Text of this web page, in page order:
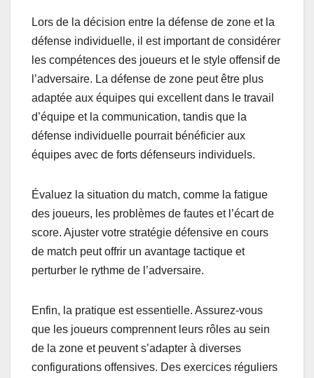
Lors de la décision entre la défense de zone et la
défense individuelle, il est important de considérer
les compétences des joueurs et le style offensif de
l’adversaire. La défense de zone peut être plus
adaptée aux équipes qui excellent dans le travail
d’équipe et la communication, tandis que la
défense individuelle pourrait bénéficier aux
équipes avec de forts défenseurs individuels.
Évaluez la situation du match, comme la fatigue
des joueurs, les problèmes de fautes et l’écart de
score. Ajuster votre stratégie défensive en cours
de match peut offrir un avantage tactique et
perturber le rythme de l’adversaire.
Enfin, la pratique est essentielle. Assurez-vous
que les joueurs comprennent leurs rôles au sein
de la zone et peuvent s’adapter à diverses
configurations offensives. Des exercices réguliers